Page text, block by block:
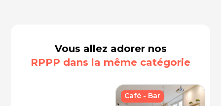
Vous allez adorer nos
RPPP dans la même catégorie
Café - Bar